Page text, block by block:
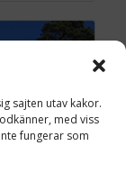
sajten utav kakor.
med viss
fungerar som